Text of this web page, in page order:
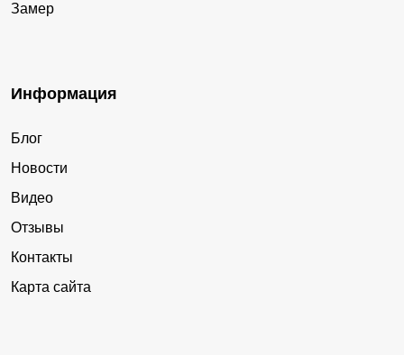
Замер
Информация
Блог
Новости
Видео
Отзывы
Контакты
Карта сайта